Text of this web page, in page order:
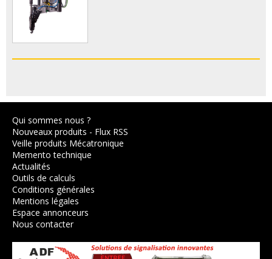
Qui sommes nous ?
Nouveaux produits - Flux RSS
Veille produits Mécatronique
Memento technique
Actualités
Outils de calculs
Conditions générales
Mentions légales
Espace annonceurs
Nous contacter